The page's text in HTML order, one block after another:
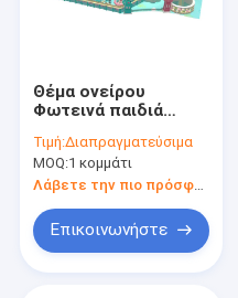
Θέμα ονείρου
Φωτεινά παιδιά
ζώνη παιχνιδιού
Πλαχτώδης παιδική
χαρά
Τιμή:Διαπραγματεύσιμα
MOQ:1 κομμάτι
Λάβετε την πιο πρόσφατη τιμή
Επικοινωνήστε